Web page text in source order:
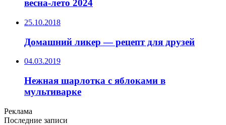
весна-лето 2024
25.10.2018
Домашний ликер — рецепт для друзей
04.03.2019
Нежная шарлотка с яблоками в
мультиварке
Реклама
Последние записи